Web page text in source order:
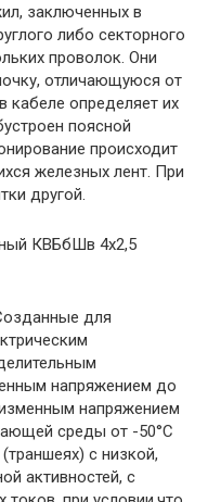
заключенных в
либо секторного
проволок. Они
отличающуюся от
кабеле определяет их
поясной
происходит
железных лент. При
другой.
КВБбШв 4х2,5
для
напряжением до
напряжением
среды от -50°С
с низкой,
активностей, с